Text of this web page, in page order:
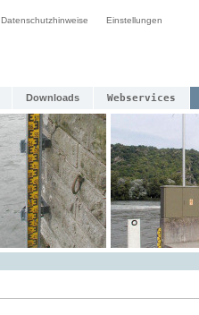
Datenschutzhinweise Einstellungen
Downloads Webservices